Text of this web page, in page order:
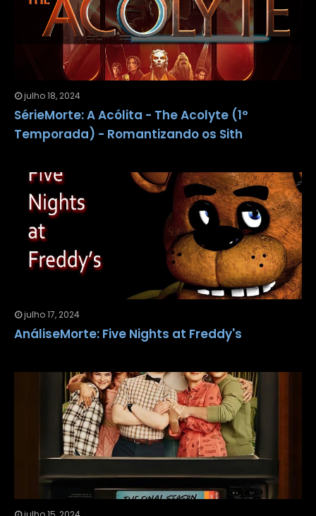
julho 18, 2024
SérieMorte: A Acólita - The Acolyte (1°
Temporada) - Romantizando os Sith
julho 17, 2024
AnáliseMorte: Five Nights at Freddy's